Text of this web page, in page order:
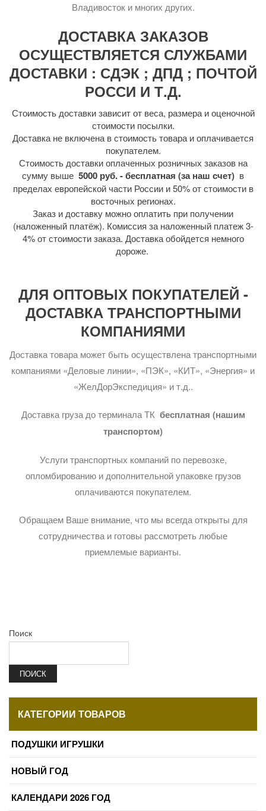
Владивосток и многих других.
ДОСТАВКА ЗАКАЗОВ
ОСУЩЕСТВЛЯЕТСЯ СЛУЖБАМИ
ДОСТАВКИ : СДЭК ; ДПД ; ПОЧТОЙ
РОССИ И Т.Д.
Стоимость доставки зависит от веса, размера и оценочной
стоимости посылки.
Доставка не включена в стоимость товара и оплачивается
покупателем.
Стоимость доставки оплаченных розничных заказов на
сумму выше 5000 руб. - бесплатная (за наш счет) в
пределах европейской части России и 50% от стоимости в
восточных регионах.
Заказ и доставку можно оплатить при получении
(наложенный платёж). Комиссия за наложенный платеж 3-
4% от стоимости заказа. Доставка обойдется немного
дороже.
ДЛЯ ОПТОВЫХ ПОКУПАТЕЛЕЙ -
ДОСТАВКА ТРАНСПОРТНЫМИ
КОМПАНИЯМИ
Доставка товара может быть осуществлена транспортными
компаниями «Деловые линии», «ПЭК», «КИТ», «Энергия» и
«ЖелДорЭкспедиция» и т.д..
Доставка груза до терминала ТК бесплатная (нашим
транспортом)
Услуги транспортных компаний по перевозке,
опломбированию и дополнительной упаковке грузов
оплачиваются покупателем.
Обращаем Ваше внимание, что мы всегда открыты для
сотрудничества и готовы рассмотреть любые
приемлемые варианты.
Поиск
ПОИСК
КАТЕГОРИИ ТОВАРОВ
ПОДУШКИ ИГРУШКИ
НОВЫЙ ГОД
КАЛЕНДАРИ 2026 ГОД